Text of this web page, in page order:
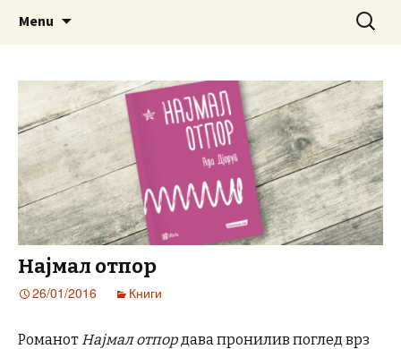
ПРОШЕТКА НИЗ ЕВРОПА
www.prosetkanizevropa.mk
Menu
content
Search
for:
Најмал отпор
26/01/2016 Книги
Романот Најмал отпор дава пронилив поглед врз